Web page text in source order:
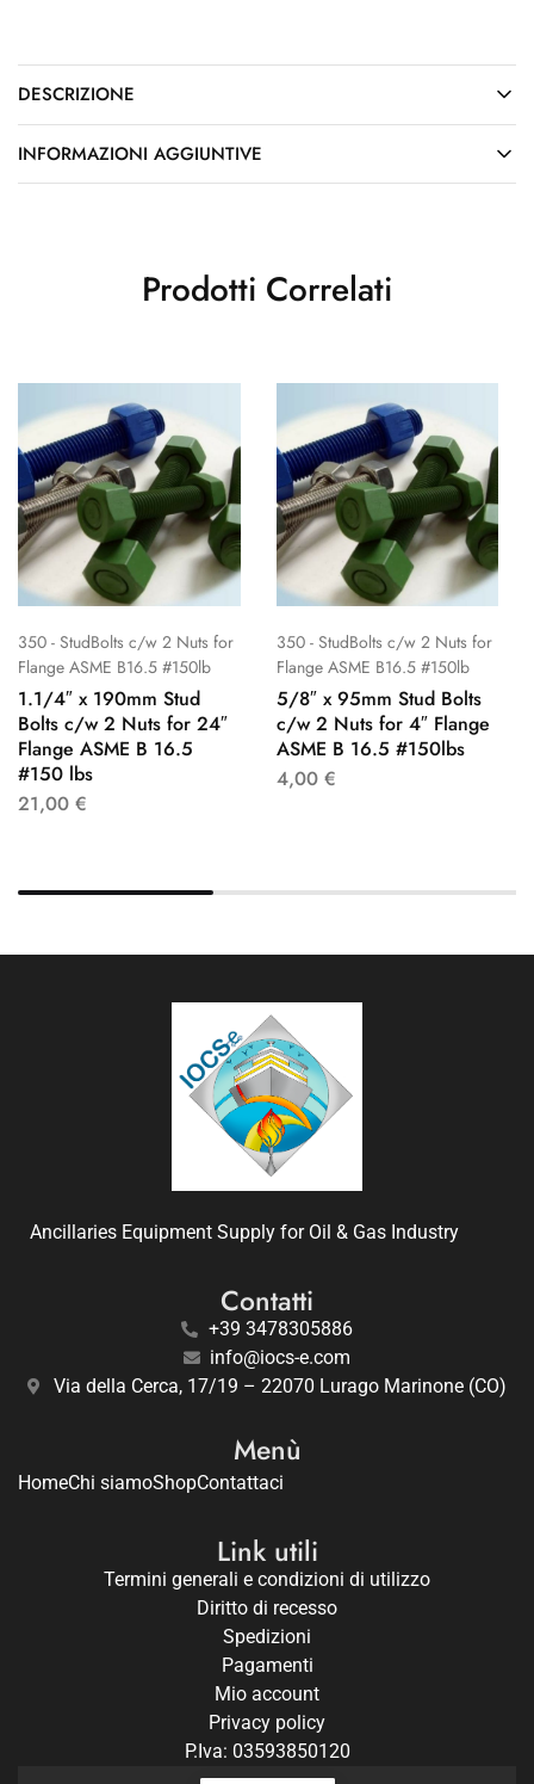
DESCRIZIONE
INFORMAZIONI AGGIUNTIVE
Prodotti Correlati
350 - StudBolts c/w 2 Nuts for
Flange ASME B16.5 #150lb
1.1/4″ x 190mm Stud
Bolts c/w 2 Nuts for 24″
Flange ASME B 16.5
#150 lbs
21,00 €
350 - StudBolts c/w 2 Nuts for
Flange ASME B16.5 #150lb
5/8″ x 95mm Stud Bolts
c/w 2 Nuts for 4″ Flange
ASME B 16.5 #150lbs
4,00 €
Ancillaries Equipment Supply for Oil & Gas Industry
Contatti
+39 3478305886
info@iocs-e.com
Via della Cerca, 17/19 – 22070 Lurago Marinone (CO)
Menù
HomeChi siamoShopContattaci
Link utili
Termini generali e condizioni di utilizzo
Diritto di recesso
Spedizioni
Pagamenti
Mio account
Privacy policy
P.Iva: 03593850120